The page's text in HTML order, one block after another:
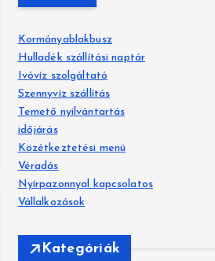
é
s
:
Kormányablakbusz
Hulladék szállítási naptár
Ivóvíz szolgáltató
Szennyvíz szállítás
Temető nyilvántartás
időjárás
Közétkeztetési menü
Véradás
Nyírpazonnyal kapcsolatos
Vállalkozások
Kategóriák